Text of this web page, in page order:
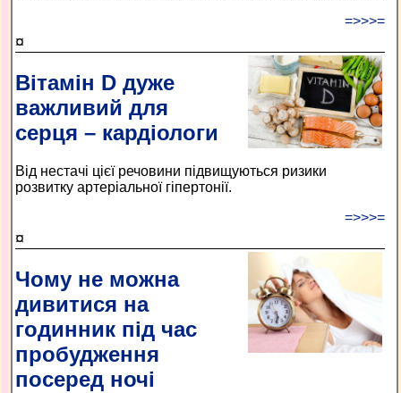
=>>>=
¤
Вітамін D дуже
важливий для
серця – кардіологи
Від нестачі цієї речовини підвищуються ризики
розвитку артеріальної гіпертонії.
=>>>=
¤
Чому не можна
дивитися на
годинник під час
пробудження
посеред ночі